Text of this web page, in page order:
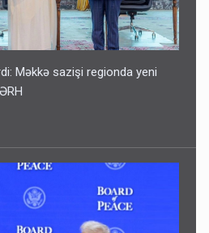
Məkkə sazişi regionda yeni